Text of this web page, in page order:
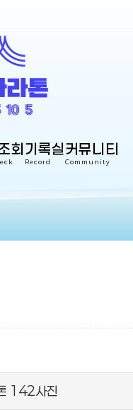
회기록실
Record
커뮤니티
Community
142사진